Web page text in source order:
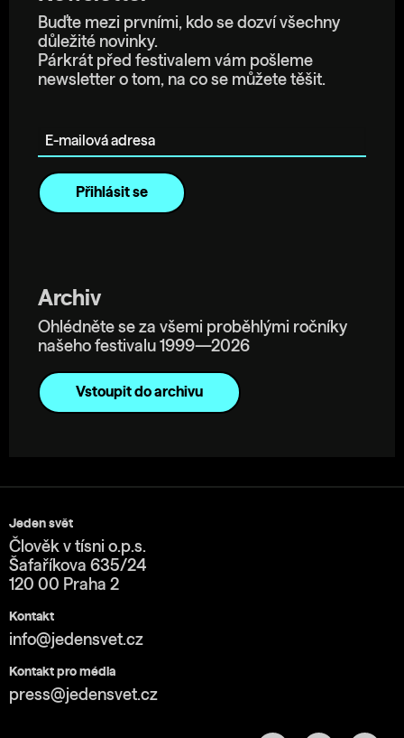
Buďte mezi prvními, kdo se dozví všechny
důležité novinky.
Párkrát před festivalem vám pošleme
newsletter o tom, na co se můžete těšit.
Archiv
Ohlédněte se za všemi proběhlými ročníky
našeho festivalu 1999—2026
Vstoupit do archivu
Jeden svět
Člověk v tísni o.p.s.
Šafaříkova 635/24
120 00 Praha 2
Kontakt
info@jedensvet.cz
Kontakt pro média
press@jedensvet.cz